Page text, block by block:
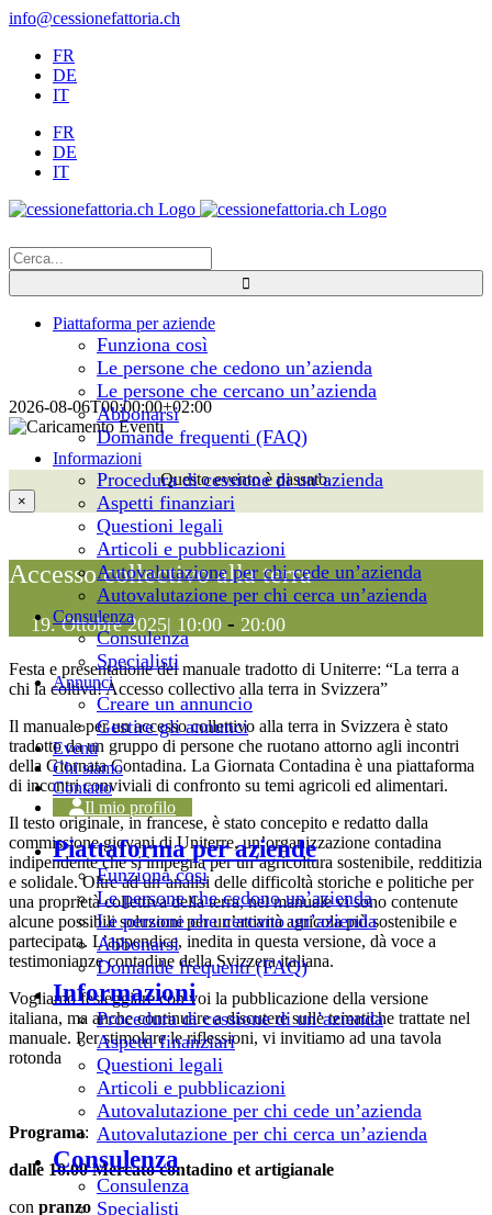
Salta
contenuto
info@cessionefattoria.ch
FR
DE
IT
FR
DE
IT
Cerca
per:
Piattaforma per aziende
Funziona così
Le persone che cedono un’azienda
Le persone che cercano un’azienda
Abbonarsi
Domande frequenti (FAQ)
Informazioni
Procedura di cessione di un’azienda
Aspetti finanziari
Questioni legali
Articoli e pubblicazioni
Autovalutazione per chi cede un’azienda
Autovalutazione per chi cerca un’azienda
Consulenza
Consulenza
Specialisti
Annunci
Creare un annuncio
Gestire gli annunci
Eventi
Chi siamo
Contatto
Il mio profilo
Piattaforma per aziende
Funziona così
Le persone che cedono un’azienda
Le persone che cercano un’azienda
Abbonarsi
Domande frequenti (FAQ)
Informazioni
Procedura di cessione di un’azienda
Aspetti finanziari
Questioni legali
Articoli e pubblicazioni
Autovalutazione per chi cede un’azienda
Autovalutazione per chi cerca un’azienda
Consulenza
Consulenza
Specialisti
2026-08-06T00:00:00+02:00
Questo evento è passato.
×
Accesso collectivo alla terra
19. Ottobre 2025| 10:00 - 20:00
Festa e presentatione del manuale tradotto di Uniterre: “La terra a
chi la coltiva! Accesso collectivo alla terra in Svizzera”
Il manuale per un accesso collettivo alla terra in Svizzera è stato
tradotto da un gruppo di persone che ruotano attorno agli incontri
della Giornata Contadina. La Giornata Contadina è una piattaforma
di incontri conviviali di confronto su temi agricoli ed alimentari.
Il testo originale, in francese, è stato concepito e redatto dalla
commissione giovani di Uniterre, un’organizzazione contadina
indipendente che si impegna per un’agricoltura sostenibile, redditizia
e solidale. Oltre ad un’analisi delle difficoltà storiche e politiche per
una proprietà collettiva della terra, nel manuale vi sono contenute
alcune possibili soluzioni per un’attività agricola più sostenibile e
partecipata. L’appendice, inedita in questa versione, dà voce a
testimonianze contadine della Svizzera italiana.
Vogliamo festeggiare con voi la pubblicazione della versione
italiana, ma anche continuare a discutere sulle tematiche trattate nel
manuale. Per stimolare le riflessioni, vi invitiamo ad una tavola
rotonda
Programa:
dalle 10.00 Mercato contadino et artigianale
con pranzo